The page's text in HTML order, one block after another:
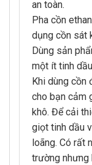
an toàn.
Pha cồn
dụng cồn sát
Dùng sản
một ít tinh dầu
Khi dùng cồn
cho bạn cảm
khô. Để cải
giọt tinh dầu
loãng. Có rất
trường nhưng